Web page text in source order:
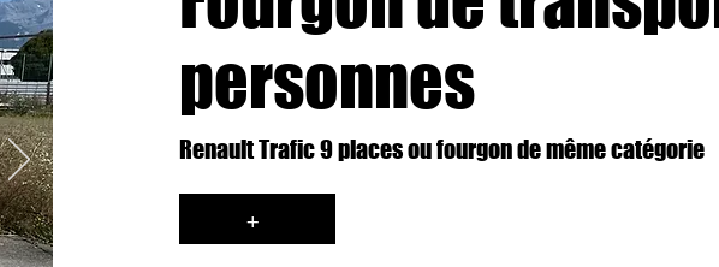
personnes
Renault Trafic 9 places ou fourgon de même catégorie
+